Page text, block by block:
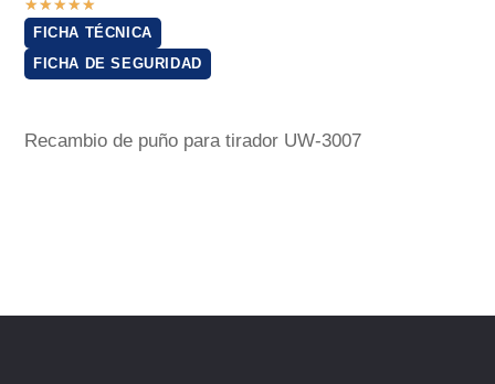
★★★★★
FICHA TÉCNICA
FICHA DE SEGURIDAD
Recambio de puño para tirador UW-3007